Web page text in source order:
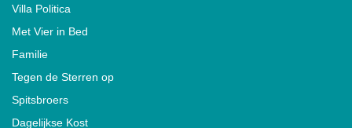
Villa Politica
Met Vier in Bed
Familie
Tegen de Sterren op
Spitsbroers
Dagelijkse Kost